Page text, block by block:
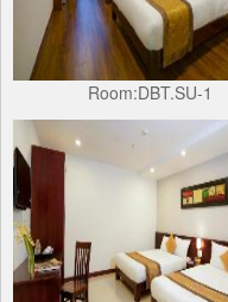
Room:DBT.SU-1